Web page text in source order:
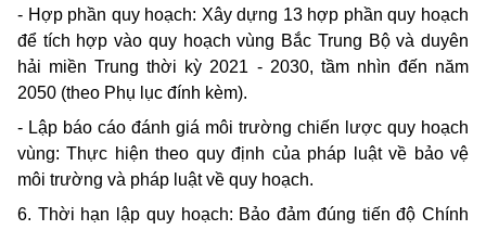
- Hợp phần quy hoạch: Xây dựng 13 hợp phần quy hoạch
để tích hợp vào quy hoạch vùng Bắc Trung Bộ và duyên
hải miền Trung thời kỳ 2021 - 2030, tầm nhìn đến năm
2050 (theo Phụ lục đính kèm).
- Lập báo cáo đánh giá môi trường chiến lược quy hoạch
vùng: Thực hiện theo quy định của pháp luật về bảo vệ
môi trường và pháp luật về quy hoạch.
6. Thời hạn lập quy hoạch: Bảo đảm đúng tiến độ Chính